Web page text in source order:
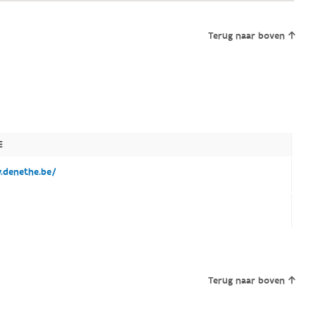
Terug naar boven
Terug naar boven